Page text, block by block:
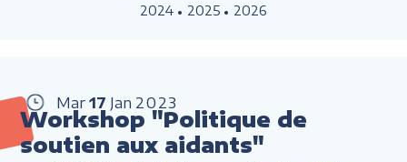
2024 2025 2026
Mar 17 Jan 2023
Workshop "Politique de
soutien aux aidants"